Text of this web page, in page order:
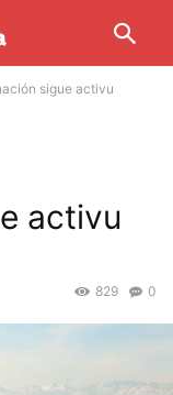
sigue activu
activu
0
829